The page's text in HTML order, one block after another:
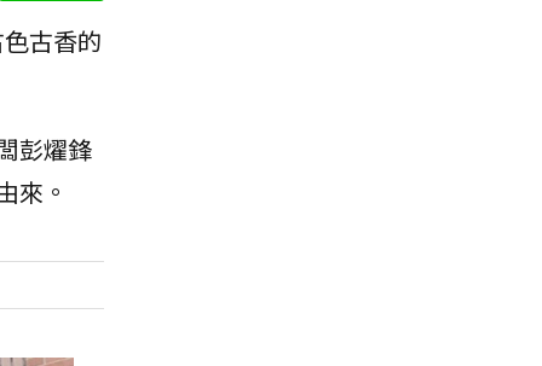
古香的
彭燿鋒
來。